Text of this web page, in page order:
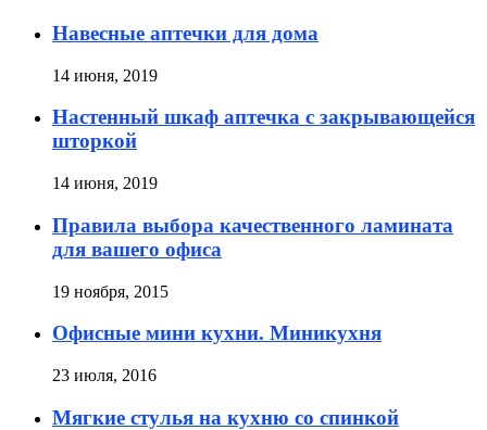
Навесные аптечки для дома
14 июня, 2019
Настенный шкаф аптечка с закрывающейся
шторкой
14 июня, 2019
Правила выбора качественного ламината
для вашего офиса
19 ноября, 2015
Офисные мини кухни. Миникухня
23 июля, 2016
Мягкие стулья на кухню со спинкой